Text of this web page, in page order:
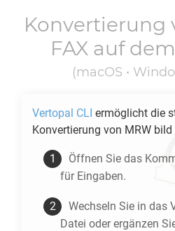
Konvertierung
FAX auf
(macOS •
Vertopal CLI ermöglicht die
Konvertierung von MRW bild
Öffnen Sie das
für Eingaben.
Wechseln Sie in das
Datei oder ergänzen